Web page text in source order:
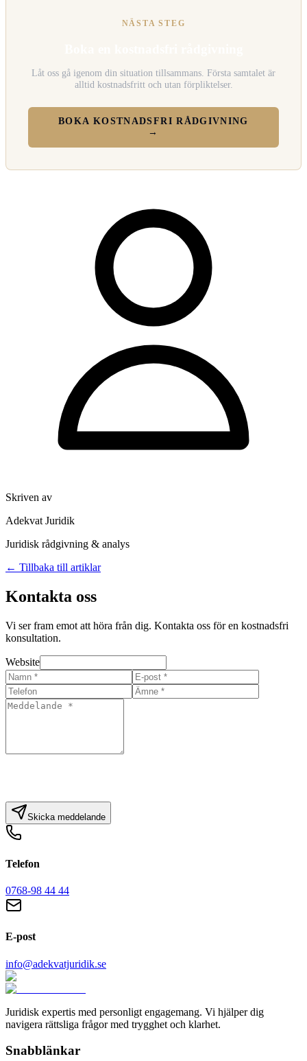
NÄSTA STEG
Låt oss gå igenom din situation tillsammans. Första samtalet är
alltid kostnadsfritt och utan förpliktelser.
BOKA KOSTNADSFRI RÅDGIVNING
→
Skriven av
Adekvat Juridik
Juridisk rådgivning & analys
← Tillbaka till artiklar
Kontakta oss
Vi ser fram emot att höra från dig. Kontakta oss för en kostnadsfri
konsultation.
Website
Skicka meddelande
Telefon
0768-98 44 44
E-post
info@adekvatjuridik.se
Juridisk expertis med personligt engagemang. Vi hjälper dig
navigera rättsliga frågor med trygghet och klarhet.
Snabblänkar